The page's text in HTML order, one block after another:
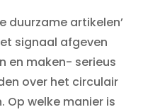
duurzame artikelen’
signaal afgeven
en maken- serieus
over het circulair
Op welke manier is